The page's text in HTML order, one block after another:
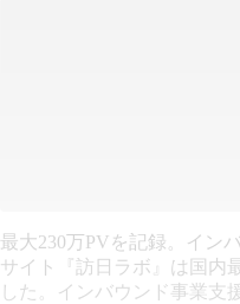
最大230万PVを記録。イン
サイト『訪日ラボ』は国内
した。インバウンド事業支